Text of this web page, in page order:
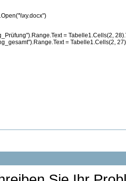
= Tabelle1.Cells(2,
= Tabelle1.Cells(2,